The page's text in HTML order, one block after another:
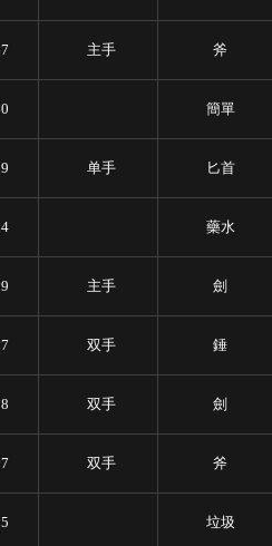
主手 斧
簡單
单手 匕首
藥水
主手 劍
双手 錘
双手 劍
双手 斧
垃圾